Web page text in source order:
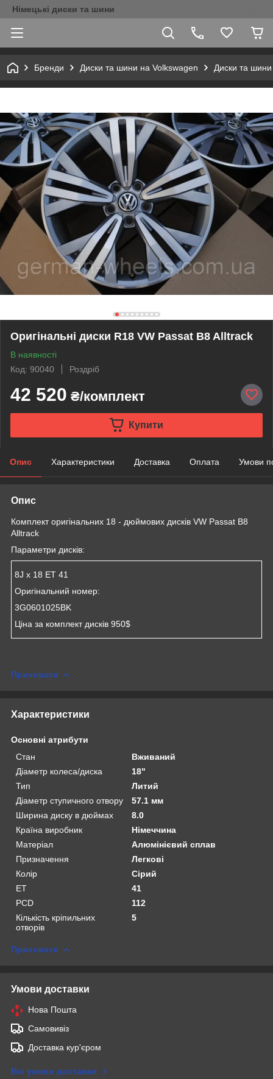
Німецькі диски та шини
Бренди Диски та шини на Volkswagen Диски та
Оригінальні диски R18 VW Passat B8 Alltrack
В наявності
Код: 90040
Роздріб
42 520 ₴/комплект
Купити
Опис Характеристики Доставка Оплата Умови
Опис
Комплект оригінальних 18 - дюймових дисків VW Passat B8
Alltrack
Параметри дисків:
8J x 18 ET 41
Оригінальний номер:
3G0601025BK
Ціна за комплект дисків 950$
Приховати
Характеристики
Основні атрибути
Стан
Вживаний
Діаметр колеса/диска
18"
Тип
Литий
Діаметр ступичного отвору
57.1 мм
Ширина диску в дюймах
8.0
Країна виробник
Німеччина
Матеріал
Алюмінієвий сплав
Призначення
Легкові
Колір
Сірий
ET
41
PCD
112
Кількість кріпильних
отворів
5
Приховати
Умови доставки
Нова Пошта
Самовивіз
Доставка кур'єром
Всі умови доставки